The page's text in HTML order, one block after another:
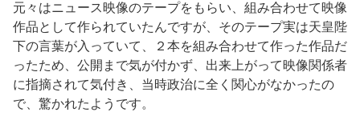
元々はニュース映像のテープをもらい、組み合わせて映像
作品として作られていたんですが、そのテープ実は天皇陛
下の言葉が入っていて、２本を組み合わせて作った作品だ
ったため、公開まで気が付かず、出来上がって映像関係者
に指摘されて気付き、当時政治に全く関心がなかったの
で、驚かれたようです。